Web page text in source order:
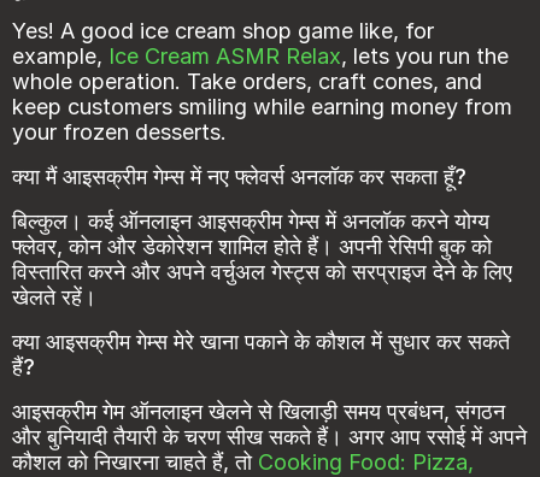
Yes! A good ice cream shop game like, for
example, Ice Cream ASMR Relax, lets you run the
whole operation. Take orders, craft cones, and
keep customers smiling while earning money from
your frozen desserts.
क्या मैं आइसक्रीम गेम्स में नए फ्लेवर्स अनलॉक कर सकता हूँ?
बिल्कुल। कई ऑनलाइन आइसक्रीम गेम्स में अनलॉक करने योग्य
फ्लेवर, कोन और डेकोरेशन शामिल होते हैं। अपनी रेसिपी बुक को
विस्तारित करने और अपने वर्चुअल गेस्ट्स को सरप्राइज देने के लिए
खेलते रहें।
क्या आइसक्रीम गेम्स मेरे खाना पकाने के कौशल में सुधार कर सकते
हैं?
आइसक्रीम गेम ऑनलाइन खेलने से खिलाड़ी समय प्रबंधन, संगठन
और बुनियादी तैयारी के चरण सीख सकते हैं। अगर आप रसोई में अपने
कौशल को निखारना चाहते हैं, तो Cooking Food: Pizza,